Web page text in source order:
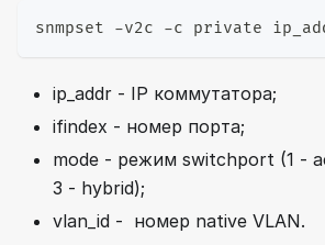
snmpset -v2c -c private
ip_addr - IP коммутатора;
ifindex - номер порта;
mode - режим switchport (1 -
3 - hybrid);
vlan_id - номер native VLAN.